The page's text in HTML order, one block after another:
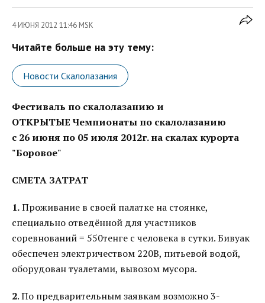
4 ИЮНЯ 2012 11:46 MSK
Читайте больше на эту тему:
Новости Скалолазания
Фестиваль по скалолазанию и
ОТКРЫТЫЕ Чемпионаты по скалолазанию
с 26 июня по 05 июля 2012г. на скалах курорта
"Боровое"
СМЕТА ЗАТРАТ
1.Проживание в своей палатке на стоянке,
специально отведённой для участников
соревнований = 550тенге с человека в сутки. Бивуак
обеспечен электричеством 220В, питьевой водой,
оборудован туалетами, вывозом мусора.
2. По предварительным заявкам возможно 3-